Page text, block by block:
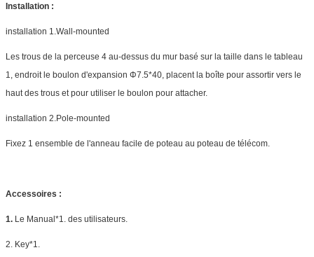
Installation :
installation 1.Wall-mounted
Les trous de la perceuse 4 au-dessus du mur basé sur la taille dans le tableau
1, endroit le boulon d'expansion Φ7.5*40, placent la boîte pour assortir vers le
haut des trous et pour utiliser le boulon pour attacher.
installation 2.Pole-mounted
Fixez 1 ensemble de l'anneau facile de poteau au poteau de télécom.
Accessoires :
1. Le Manual*1. des utilisateurs.
2. Key*1.